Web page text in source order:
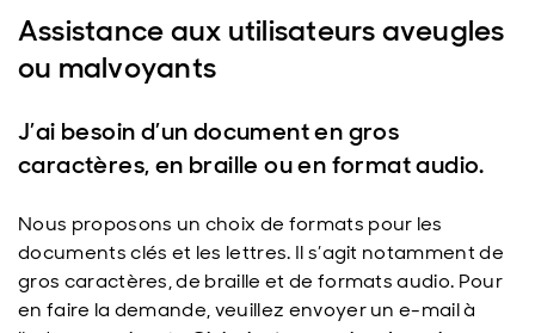
Assistance aux utilisateurs aveugles
ou malvoyants
J’ai besoin d’un document en gros
caractères, en braille ou en format audio.
Nous proposons un choix de formats pour les
documents clés et les lettres. Il s’agit notamment de
gros caractères, de braille et de formats audio. Pour
en faire la demande, veuillez envoyer un e-mail à